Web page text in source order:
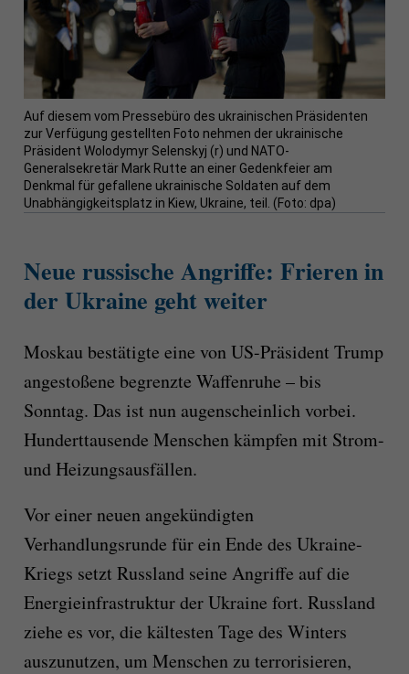
Auf diesem vom Pressebüro des ukrainischen Präsidenten
zur Verfügung gestellten Foto nehmen der ukrainische
Präsident Wolodymyr Selenskyj (r) und NATO-
Generalsekretär Mark Rutte an einer Gedenkfeier am
Denkmal für gefallene ukrainische Soldaten auf dem
Unabhängigkeitsplatz in Kiew, Ukraine, teil. (Foto: dpa)
Neue russische Angriffe: Frieren in
der Ukraine geht weiter
Moskau bestätigte eine von US-Präsident Trump
angestoßene begrenzte Waffenruhe – bis
Sonntag. Das ist nun augenscheinlich vorbei.
Hunderttausende Menschen kämpfen mit Strom-
und Heizungsausfällen.
Vor einer neuen angekündigten
Verhandlungsrunde für ein Ende des Ukraine-
Kriegs setzt Russland seine Angriffe auf die
Energieinfrastruktur der Ukraine fort. Russland
ziehe es vor, die kältesten Tage des Winters
auszunutzen, um Menschen zu terrorisieren,